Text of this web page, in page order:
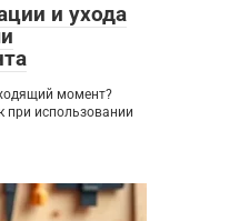
и ухода
момент?
при использовании